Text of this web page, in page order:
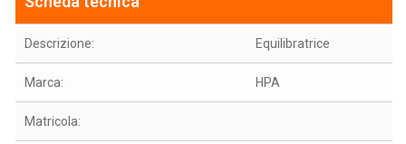
Descrizione: Equilibratrice
Marca: HPA
Matricola: